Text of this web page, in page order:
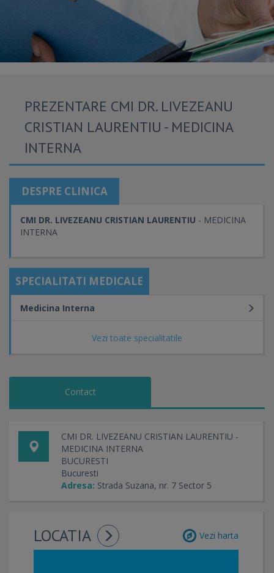
PREZENTARE CMI DR. LIVEZEANU
CRISTIAN LAURENTIU - MEDICINA
INTERNA
DESPRE CLINICA
CMI DR. LIVEZEANU CRISTIAN LAURENTIU - MEDICINA
INTERNA
SPECIALITATI MEDICALE
Vezi toate specialitatile
Medicina Interna
Contact
CMI DR. LIVEZEANU CRISTIAN LAURENTIU -
MEDICINA INTERNA
BUCURESTI
Bucuresti
Adresa: Strada Suzana, nr. 7 Sector 5
LOCATIA Vezi harta